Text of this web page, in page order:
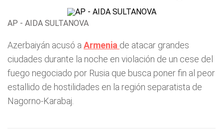
AP - AIDA SULTANOVA
Azerbaiyán acusó a Armenia de atacar grandes
ciudades durante la noche en violación de un cese del
fuego negociado por Rusia que busca poner fin al peor
estallido de hostilidades en la región separatista de
Nagorno-Karabaj.